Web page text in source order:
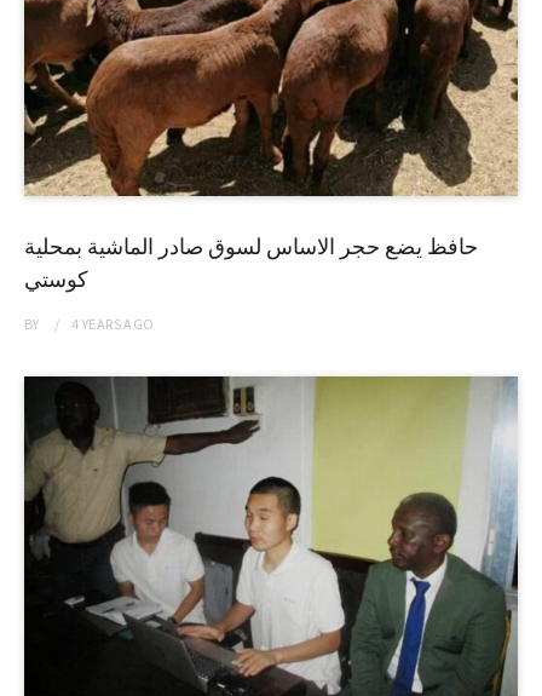
حافظ يضع حجر الاساس لسوق صادر الماشية بمحلية
كوستي
BY 4 YEARSAGO